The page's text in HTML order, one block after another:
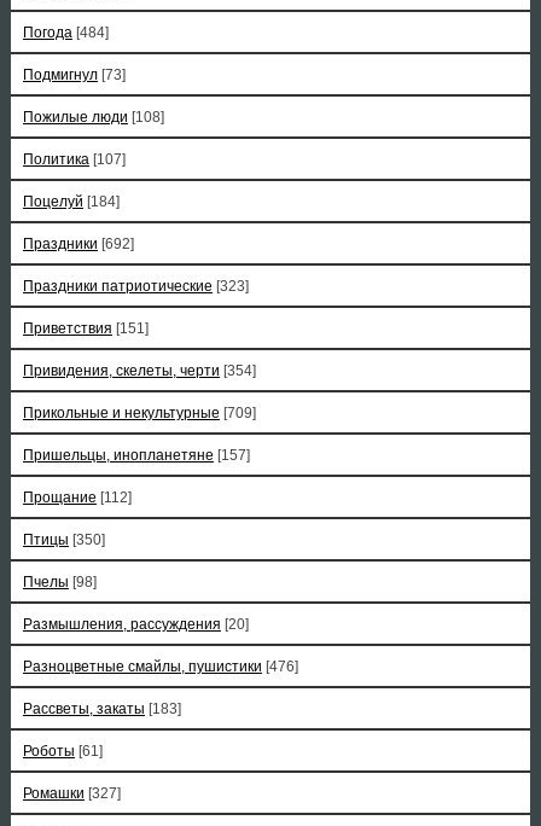
Погода [484]
Подмигнул [73]
Пожилые люди [108]
Политика [107]
Поцелуй [184]
Праздники [692]
Праздники патриотические [323]
Приветствия [151]
Привидения, скелеты, черти [354]
Прикольные и некультурные [709]
Пришельцы, инопланетяне [157]
Прощание [112]
Птицы [350]
Пчелы [98]
Размышления, рассуждения [20]
Разноцветные смайлы, пушистики [476]
Рассветы, закаты [183]
Роботы [61]
Ромашки [327]